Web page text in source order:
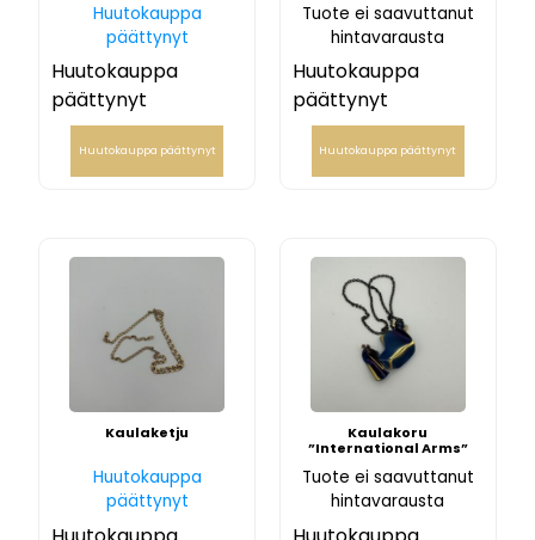
Huutokauppa
päättynyt
Huutokauppa
päättynyt
Huutokauppa päättynyt
Tuote ei saavuttanut
hintavarausta
Huutokauppa
päättynyt
Huutokauppa päättynyt
Kaulaketju
Huutokauppa
päättynyt
Kaulakoru
”International Arms”
Tuote ei saavuttanut
hintavarausta